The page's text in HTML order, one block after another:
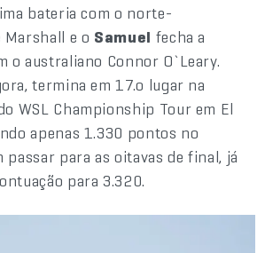
bateria com o norte-
e o Samuel fecha a
o australiano Connor O`Leary.
termina em 17.o lugar na
WSL Championship Tour em El
apenas 1.330 pontos no
passar para as oitavas de final, já
para 3.320.